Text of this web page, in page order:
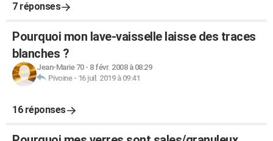
7 réponses
Pourquoi mon lave-vaisselle laisse des traces
blanches ?
Jean-Marie 70- 8 févr. 2008 à 08:29
Pivoine- 16 juil. 2019 à 09:41
16 réponses